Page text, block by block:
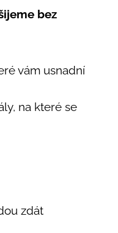
bez
vám usnadní
na které se
zdát